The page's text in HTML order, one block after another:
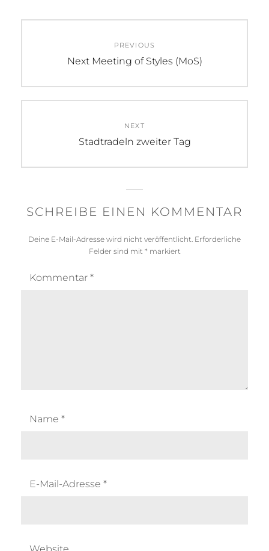
PREVIOUS
Previous
Next Meeting of Styles (MoS)
NEXT
Next
Stadtradeln zweiter Tag
SCHREIBE EINEN KOMMENTAR
Deine E-Mail-Adresse wird nicht veröffentlicht. Erforderliche
Felder sind mit * markiert
Kommentar *
Name *
E-Mail-Adresse *